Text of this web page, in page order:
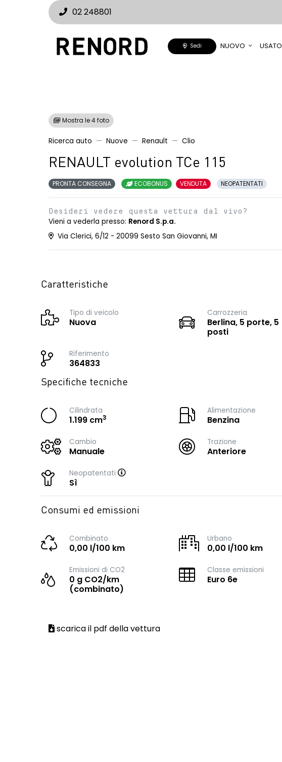
02 248801
Sedi NUOVO USATO
Mostra le 4 foto
Ricerca auto Nuove Renault Clio
RENAULT evolution TCe 115
PRONTA CONSEGNA ECOBONUS VENDUTA NEOPATENTATI
Desideri vedere questa vettura dal vivo?
Vieni a vederla presso: Renord S.p.a.
Via Clerici, 6/12 - 20099 Sesto San Giovanni, MI
Caratteristiche
Tipo di veicolo
Nuova
Carrozzeria
Berlina, 5 porte, 5
posti
Riferimento
364833
Specifiche tecniche
Cilindrata
1.199 cm3
Alimentazione
Benzina
Cambio
Manuale
Trazione
Anteriore
Neopatentati
Sì
Consumi ed emissioni
Combinato
0,00 l/100 km
Urbano
0,00 l/100 km
Emissioni di CO2
0 g CO2/km
(combinato)
Classe emissioni
Euro 6e
scarica il pdf della vettura